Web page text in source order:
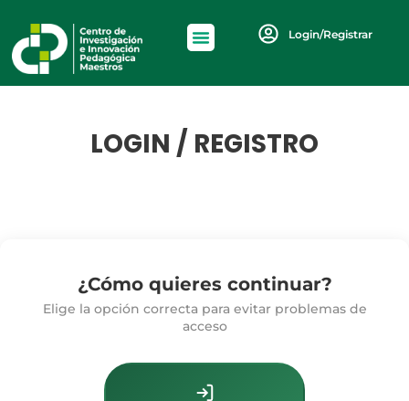
Login/Registrar
LOGIN / REGISTRO
¿Cómo quieres continuar?
Elige la opción correcta para evitar problemas de
acceso